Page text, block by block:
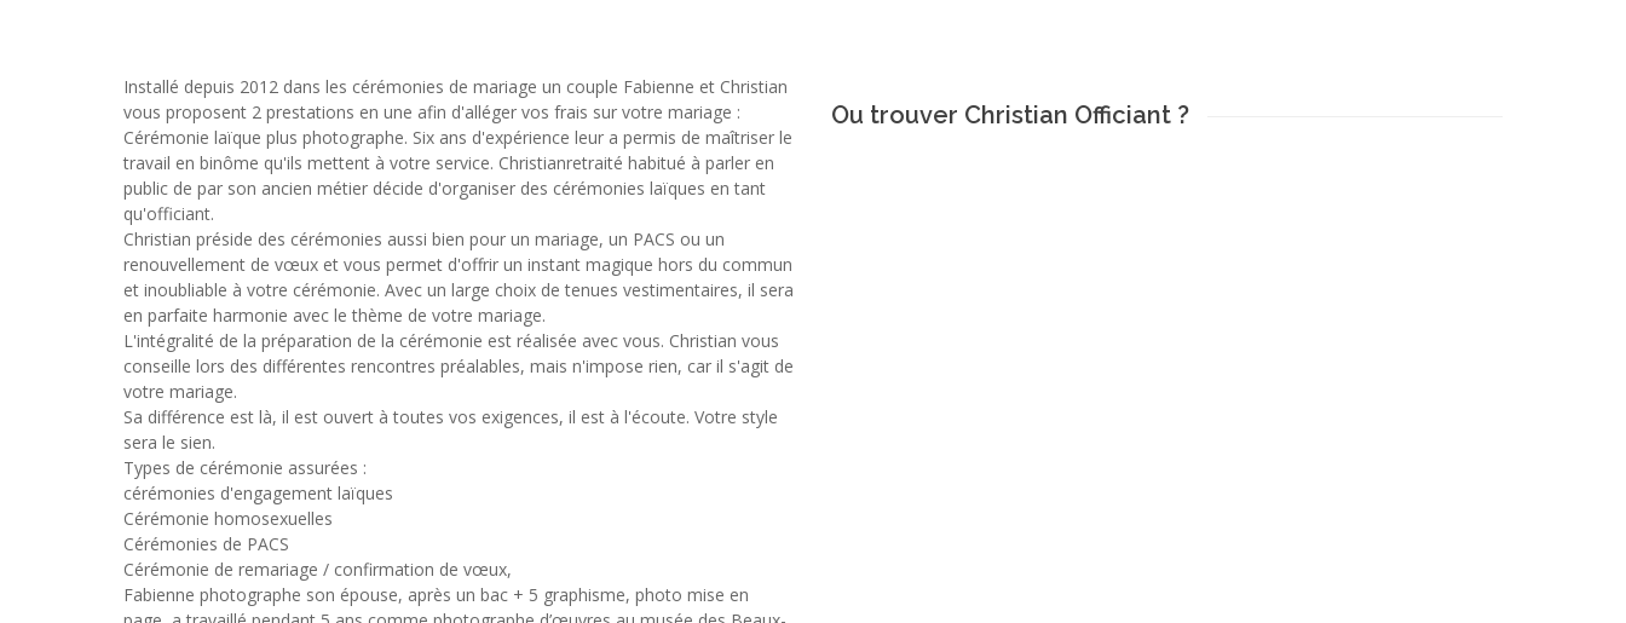
Installé depuis 2012 dans les cérémonies de mariage un couple Fabienne et Christian
vous proposent 2 prestations en une afin d'alléger vos frais sur votre mariage :
Cérémonie laïque plus photographe. Six ans d'expérience leur a permis de maîtriser le
travail en binôme qu'ils mettent à votre service. Christianretraité habitué à parler en
public de par son ancien métier décide d'organiser des cérémonies laïques en tant
qu'officiant.
Christian préside des cérémonies aussi bien pour un mariage, un PACS ou un
renouvellement de vœux et vous permet d'offrir un instant magique hors du commun
et inoubliable à votre cérémonie. Avec un large choix de tenues vestimentaires, il sera
en parfaite harmonie avec le thème de votre mariage.
L'intégralité de la préparation de la cérémonie est réalisée avec vous. Christian vous
conseille lors des différentes rencontres préalables, mais n'impose rien, car il s'agit de
votre mariage.
Sa différence est là, il est ouvert à toutes vos exigences, il est à l'écoute. Votre style
sera le sien.
Types de cérémonie assurées :
cérémonies d'engagement laïques
Cérémonie homosexuelles
Cérémonies de PACS
Cérémonie de remariage / confirmation de vœux,
Fabienne photographe son épouse, après un bac + 5 graphisme, photo mise en
Ou trouver Christian Officiant ?